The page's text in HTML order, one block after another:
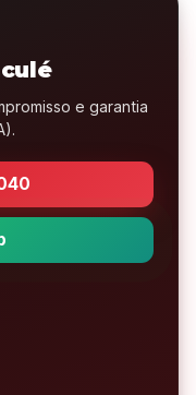
e garantia